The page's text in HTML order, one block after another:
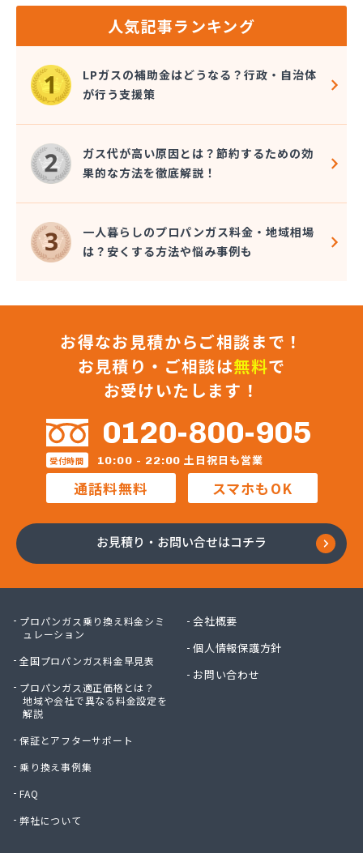
株式会社ガステム
株式会社ガスパル 岡崎販売所
株式会社カネコ
株式会社カネ庄
株式会社クラシアン岡崎支社
株式会社コクネ
株式会社コザカヤ 春日井営業所
株式会社コジマガス
株式会社コジマガス ライフアップサポート
株式会社コンプロ産工
株式会社シェル石油豊橋LPG充填工場
株式会社しんせきプロパン部
株式会社スギサン化学
株式会社スマイルガステクノロジー
株式会社バンノ
株式会社フジプロ
株式会社フジプロ刈谷営業所
株式会社ホームガス東海
株式会社ホームガス東海 楽田ショップ
株式会社マルエイ名古屋支店
株式会社マルコー
株式会社マルハチ
株式会社マルマン
株式会社ヤマアキ
株式会社よしや商店
株式会社リピックス
株式会社リピックス 春日井センター
株式会社一プロ
株式会社稲藤商店
株式会社稲葉エネクス
株式会社宇佐美プロパン
株式会社下林
株式会社桑原商事
人気記事ランキング
LPガスの補助金はどうなる？行政・自治体
が行う支援策
ガス代が高い原因とは？節約するための効
果的な方法を徹底解説！
一人暮らしのプロパンガス料金・地域相場
は？安くする方法や悩み事例も
お得なお見積からご相談まで！
お見積り・ご相談は無料で
お受けいたします！
0120-800-905
受付時間 10:00 - 22:00 土日祝日も営業
通話料無料 スマホもOK
お見積り・お問い合せはコチラ
プロパンガス乗り換え料金シミ
ュレーション
全国プロパンガス料金早見表
プロパンガス適正価格とは？
地域や会社で異なる料金設定を
解説
保証とアフターサポート
乗り換え事例集
FAQ
弊社について
会社概要
個人情報保護方針
お問い合わせ